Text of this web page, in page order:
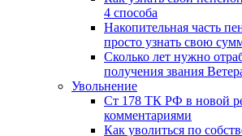
4 способа
Накопительная часть
просто узнать свою
Сколько лет нужно
получения звания
Увольнение
Ст 178 ТК РФ в новой
комментариями
Как уволиться по